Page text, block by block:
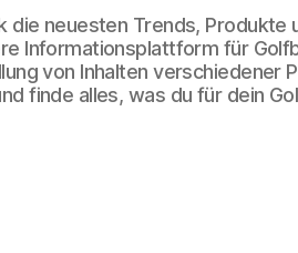
die neuesten Trends, Produkte
Informationsplattform für
von Inhalten verschiedener
finde alles, was du für dein